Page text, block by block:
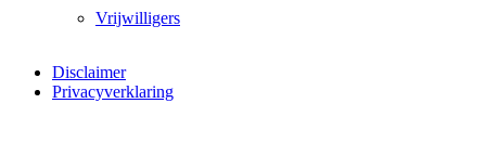
Vrijwilligers
Disclaimer
Privacyverklaring